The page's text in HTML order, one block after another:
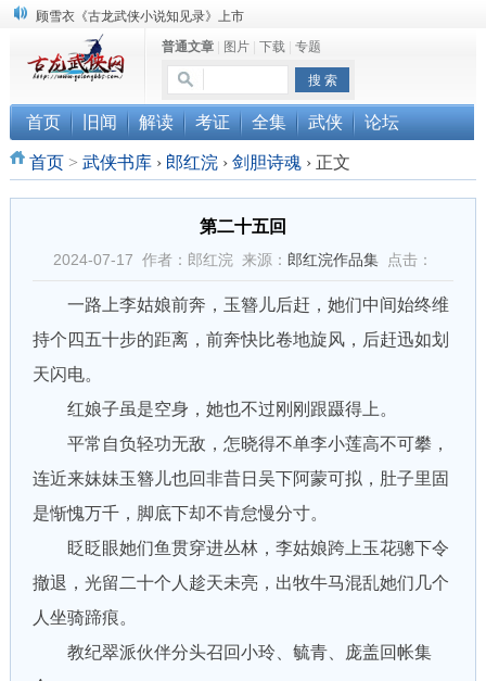
顾雪衣《古龙武侠小说知见录》上市
“武侠书库”查缺补漏活动圆满结束
《古龙小说原貌探究》修订版已上市
普通文章| 图片| 下载| 专题
首页 旧闻 解读 考证 全集 武侠 论坛
首页> 武侠书库 › 郎红浣 › 剑胆诗魂 ›正文
第二十五回
2024-07-17 作者：郎红浣 来源： 郎红浣作品集点击：
一路上李姑娘前奔，玉簪儿后赶，她们中间始终维
持个四五十步的距离，前奔快比卷地旋风，后赶迅如划
天闪电。
红娘子虽是空身，她也不过刚刚跟蹑得上。
平常自负轻功无敌，怎晓得不单李小莲高不可攀，
连近来妹妹玉簪儿也回非昔日吴下阿蒙可拟，肚子里固
是惭愧万千，脚底下却不肯怠慢分寸。
眨眨眼她们鱼贯穿进丛林，李姑娘跨上玉花骢下令
撤退，光留二十个人趁天未亮，出牧牛马混乱她们几个
人坐骑蹄痕。
教纪翠派伙伴分头召回小玲、毓青、庞盖回帐集